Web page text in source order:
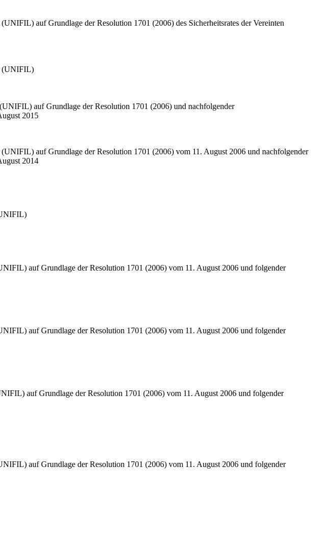
auf Grundlage der Resolution 1701 (2006) des Sicherheitsrates der Vereinten
(UNIFIL)
auf Grundlage der Resolution 1701 (2006) und nachfolgender
2015
auf Grundlage der Resolution 1701 (2006) vom 11. August 2006 und nachfolgender
2014
auf Grundlage der Resolution 1701 (2006) vom 11. August 2006 und folgender
auf Grundlage der Resolution 1701 (2006) vom 11. August 2006 und folgender
auf Grundlage der Resolution 1701 (2006) vom 11. August 2006 und folgender
auf Grundlage der Resolution 1701 (2006) vom 11. August 2006 und folgender